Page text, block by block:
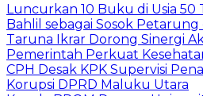
Luncurkan 10 Buku di Usia 50
Bahlil sebagai Sosok
Taruna Ikrar Dorong Sinergi
Pemerintah Perkuat
CPH Desak KPK Supervisi
Korupsi DPRD Maluku Utara